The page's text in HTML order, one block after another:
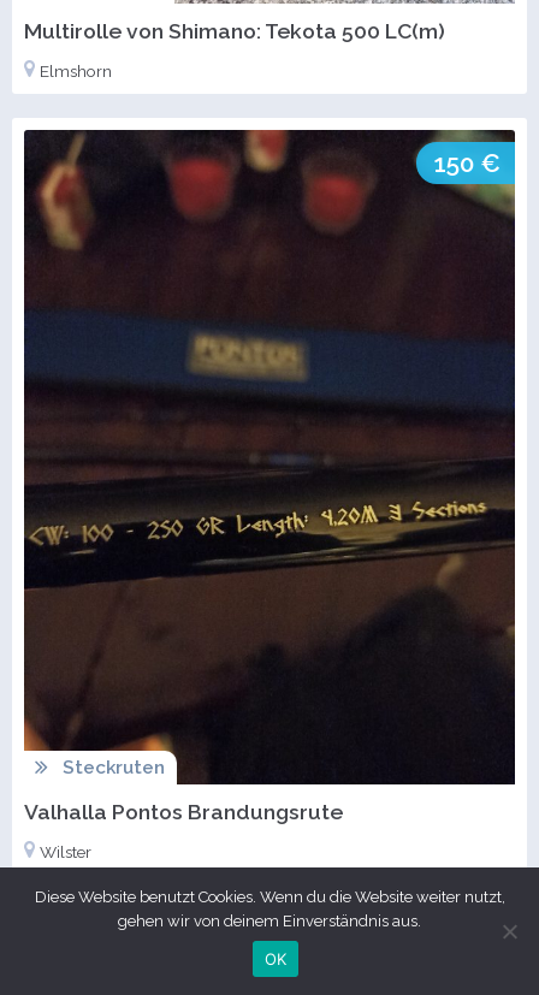
Multirolle von Shimano: Tekota 500 LC(m)
Elmshorn
150 €
Steckruten
Valhalla Pontos Brandungsrute
Wilster
Diese Website benutzt Cookies. Wenn du die Website weiter nutzt,
gehen wir von deinem Einverständnis aus.
OK